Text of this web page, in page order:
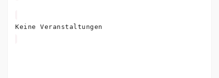
Keine Veranstaltungen